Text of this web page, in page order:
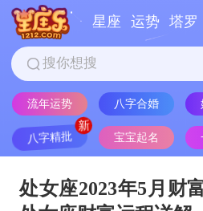
星座 运势 塔罗
流年运势 八字合婚
八字精批 宝宝起名
处女座2023年5月财